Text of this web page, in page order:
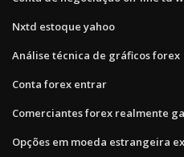
Nxtd estoque yahoo
Análise técnica de gráficos forex
Conta forex entrar
Comerciantes forex realmente
Opções em moeda estrangeira